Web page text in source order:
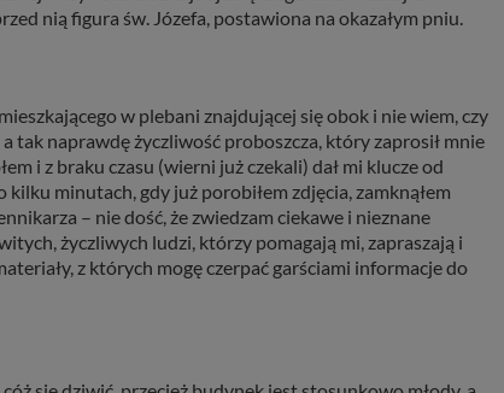
nią figura św. Józefa, postawiona na okazałym pniu.
w plebani znajdującej się obok i nie wiem, czy
tak naprawdę życzliwość proboszcza, który zaprosił mnie
i z braku czasu (wierni już czekali) dał mi klucze od
kilku minutach, gdy już porobiłem zdjęcia, zamknąłem
– nie dość, że zwiedzam ciekawe i nieznane
życzliwych ludzi, którzy pomagają mi, zapraszają i
z których mogę czerpać garściami informacje do